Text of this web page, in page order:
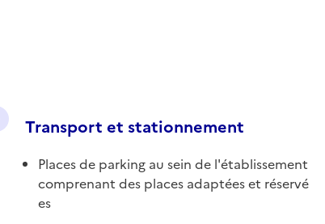
Transport et stationnement
Places de parking au sein de l'établissement
comprenant des places adaptées et réservé
es